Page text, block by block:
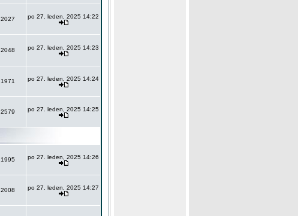
2027 po 27. leden, 2025 14:22
2048 po 27. leden, 2025 14:23
1971 po 27. leden, 2025 14:24
2579 po 27. leden, 2025 14:25
1995 po 27. leden, 2025 14:26
2008 po 27. leden, 2025 14:27